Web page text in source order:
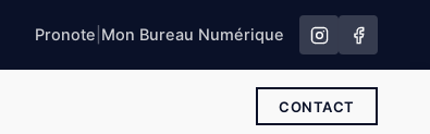
Pronote Mon Bureau Numérique
CONTACT